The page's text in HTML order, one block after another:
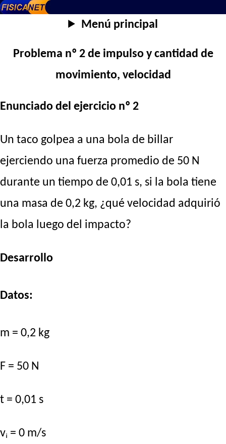
Menú principal
Problema nº 2 de impulso y cantidad de
movimiento, velocidad
Enunciado del ejercicio nº 2
Un taco golpea a una bola de billar
ejerciendo una fuerza promedio de 50 N
durante un tiempo de 0,01 s, si la bola tiene
una masa de 0,2 kg, ¿qué velocidad adquirió
la bola luego del impacto?
Desarrollo
Datos:
m = 0,2 kg
F = 50 N
t = 0,01 s
vᵢ = 0 m/s